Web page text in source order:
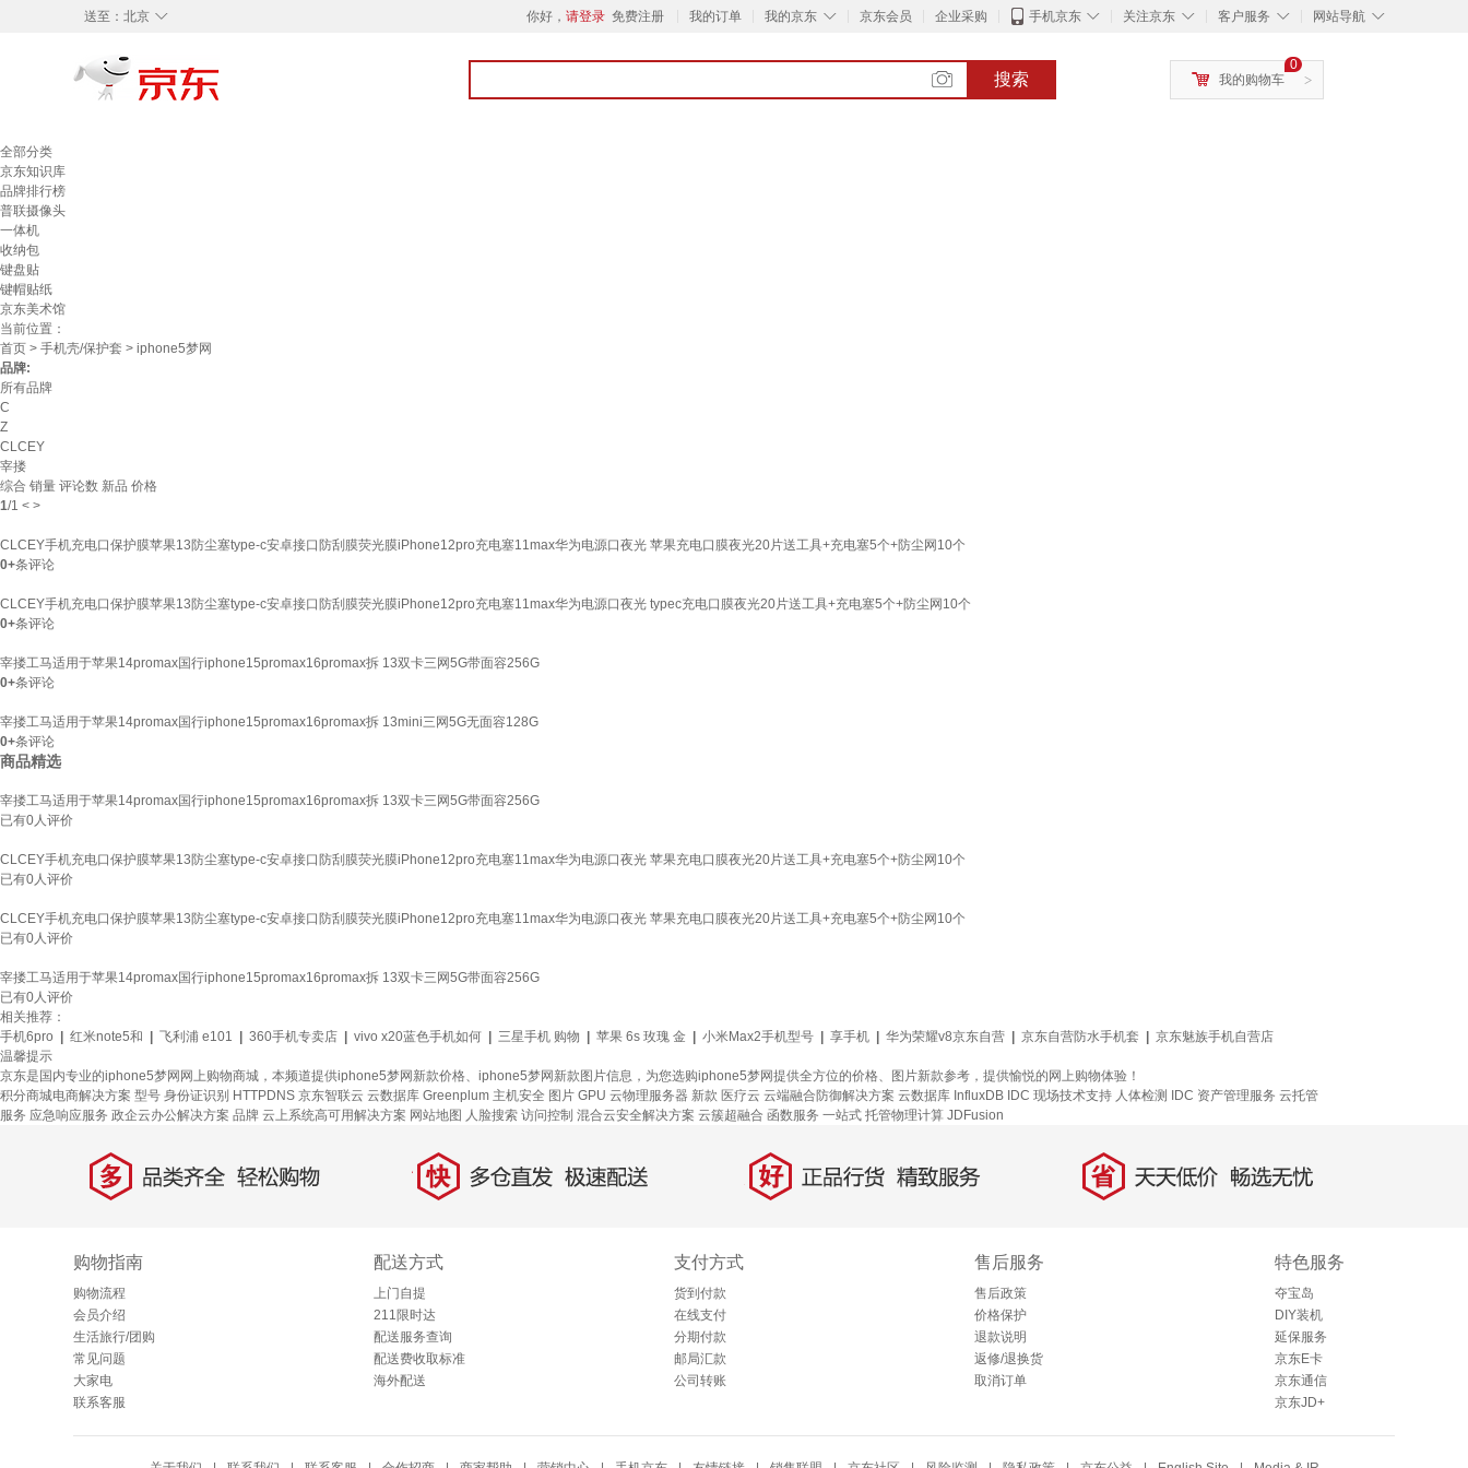
◇
送至： 北京 你好， 请登录 免费注册 我的订单 ◇
我的京东 京东会员 企业采购 ◇
手机京东 ◇
关注京东 ◇
客户服务 ◇
网站导航
搜索 >
0
我的购物车
全部分类
京东知识库
品牌排行榜
普联摄像头
一体机
收纳包
键盘贴
键帽贴纸
京东美术馆
当前位置：
首页 > 手机壳/保护套 > iphone5梦网
品牌:
所有品牌
C
Z
CLCEY
宰搂
综合 销量 评论数 新品 价格
1/1 < >
CLCEY手机充电口保护膜苹果13防尘塞type-c安卓接口防刮膜荧光膜iPhone12pro充电塞11max华为电源口夜光 苹果充电口膜夜光20片送工具+充电塞5个+防尘网10个
0+条评论
CLCEY手机充电口保护膜苹果13防尘塞type-c安卓接口防刮膜荧光膜iPhone12pro充电塞11max华为电源口夜光 typec充电口膜夜光20片送工具+充电塞5个+防尘网10个
0+条评论
宰搂工马适用于苹果14promax国行iphone15promax16promax拆 13双卡三网5G带面容256G
0+条评论
宰搂工马适用于苹果14promax国行iphone15promax16promax拆 13mini三网5G无面容128G
0+条评论
商品精选
宰搂工马适用于苹果14promax国行iphone15promax16promax拆 13双卡三网5G带面容256G
已有0人评价
CLCEY手机充电口保护膜苹果13防尘塞type-c安卓接口防刮膜荧光膜iPhone12pro充电塞11max华为电源口夜光 苹果充电口膜夜光20片送工具+充电塞5个+防尘网10个
已有0人评价
CLCEY手机充电口保护膜苹果13防尘塞type-c安卓接口防刮膜荧光膜iPhone12pro充电塞11max华为电源口夜光 苹果充电口膜夜光20片送工具+充电塞5个+防尘网10个
已有0人评价
宰搂工马适用于苹果14promax国行iphone15promax16promax拆 13双卡三网5G带面容256G
已有0人评价
相关推荐：
手机6pro
红米note5和 飞利浦 e101 360手机专卖店 vivo x20蓝色手机如何 三星手机 购物 苹果 6s 玫瑰 金 小米Max2手机型号 享手机 华为荣耀v8京东自营 京东自营防水手机套
京东魅族手机自营店
温馨提示
京东是国内专业的iphone5梦网网上购物商城，本频道提供iphone5梦网新款价格、iphone5梦网新款图片信息，为您选购iphone5梦网提供全方位的价格、图片新款参考，提供愉悦的网上购物体验！
积分商城电商解决方案 型号 身份证识别 HTTPDNS 京东智联云 云数据库 Greenplum 主机安全 图片 GPU 云物理服务器 新款 医疗云 云端融合防御解决方案 云数据库 InfluxDB IDC 现场技术支持 人体检测 IDC 资产管理服务 云托管
服务 应急响应服务 政企云办公解决方案 品牌 云上系统高可用解决方案 网站地图 人脸搜索 访问控制 混合云安全解决方案 云簇超融合 函数服务 一站式 托管物理计算 JDFusion
多 品类齐全，轻松购物 快 多仓直发，极速配送 好 正品行货，精致服务 省 天天低价，畅选无忧
购物指南
购物流程
会员介绍
生活旅行/团购
常见问题
大家电
联系客服
配送方式
上门自提
211限时达
配送服务查询
配送费收取标准
海外配送
支付方式
货到付款
在线支付
分期付款
邮局汇款
公司转账
售后服务
售后政策
价格保护
退款说明
返修/退换货
取消订单
特色服务
夺宝岛
DIY装机
延保服务
京东E卡
京东通信
京东JD+